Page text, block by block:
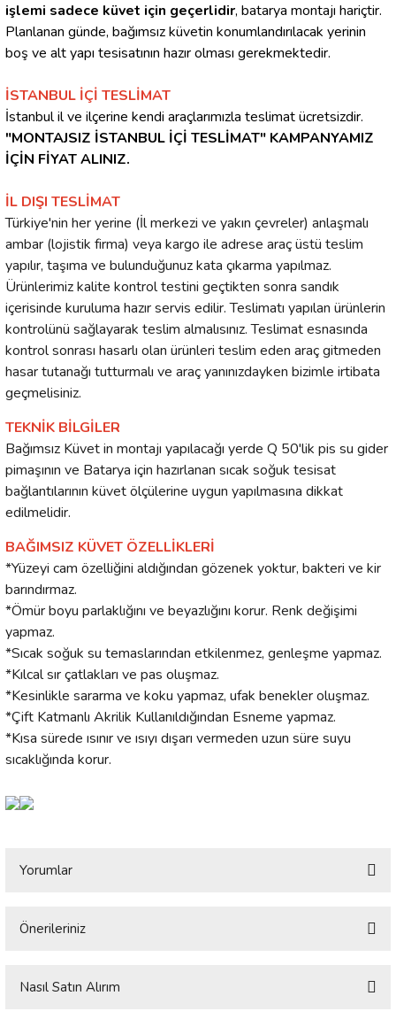
işlemi sadece küvet için geçerlidir, batarya montajı hariçtir.
Planlanan günde, bağımsız küvetin konumlandırılacak yerinin
boş ve alt yapı tesisatının hazır olması gerekmektedir.
İSTANBUL İÇİ TESLİMAT
İstanbul il ve ilçerine kendi araçlarımızla teslimat ücretsizdir.
"MONTAJSIZ İSTANBUL İÇİ TESLİMAT" KAMPANYAMIZ
İÇİN FİYAT ALINIZ.
İL DIŞI TESLİMAT
Türkiye'nin her yerine (İl merkezi ve yakın çevreler) anlaşmalı
ambar (lojistik firma) veya kargo ile adrese araç üstü teslim
yapılır, taşıma ve bulunduğunuz kata çıkarma yapılmaz.
Ürünlerimiz kalite kontrol testini geçtikten sonra sandık
içerisinde kuruluma hazır servis edilir. Teslimatı yapılan ürünlerin
kontrolünü sağlayarak teslim almalısınız. Teslimat esnasında
kontrol sonrası hasarlı olan ürünleri teslim eden araç gitmeden
hasar tutanağı tutturmalı ve araç yanınızdayken bizimle irtibata
geçmelisiniz.
TEKNİK BİLGİLER
Bağımsız Küvet in montajı yapılacağı yerde Q 50'lik pis su gider
pimaşının ve Batarya için hazırlanan sıcak soğuk tesisat
bağlantılarının küvet ölçülerine uygun yapılmasına dikkat
edilmelidir.
BAĞIMSIZ KÜVET ÖZELLİKLERİ
*Yüzeyi cam özelliğini aldığından gözenek yoktur, bakteri ve kir
barındırmaz.
*Ömür boyu parlaklığını ve beyazlığını korur. Renk değişimi
yapmaz.
*Sıcak soğuk su temaslarından etkilenmez, genleşme yapmaz.
*Kılcal sır çatlakları ve pas oluşmaz.
*Kesinlikle sararma ve koku yapmaz, ufak benekler oluşmaz.
*Çift Katmanlı Akrilik Kullanıldığından Esneme yapmaz.
*Kısa sürede ısınır ve ısıyı dışarı vermeden uzun süre suyu
sıcaklığında korur.
Yorumlar
Önerileriniz
yetersiz gördüğünüz noktaları öneri formunu kullanarak tarafımıza
Nasıl Satın Alırım